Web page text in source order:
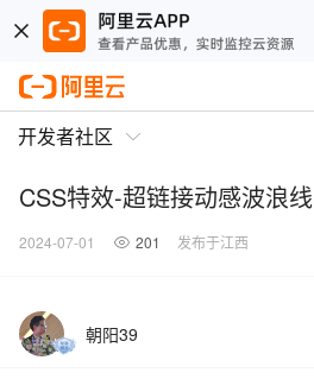
开发者社区
CSS特效-超链接动感波浪线
2024-07-01 201 发布于江西
朝阳39